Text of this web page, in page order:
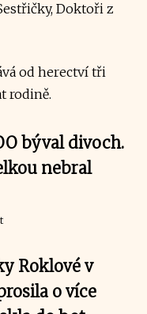
Doktoři z
od herectví tři
rodině.
býval divoch.
nebral
Roklové v
o více